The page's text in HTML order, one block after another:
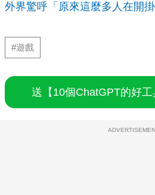
外界驚呼「原來這麼多人在開掛
#遊戲
送【10個ChatGPT的好